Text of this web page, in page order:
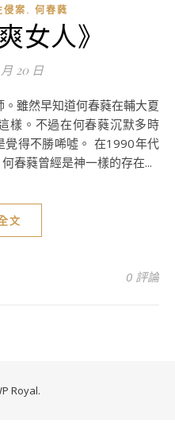
侵案. 何春蕤
女人》
20 日
樣。不過在何春蕤沉默多時
覺得不勝唏噓。 在1990年代
春蕤曾經是神一樣的存在...
文
0 評論
Royal.